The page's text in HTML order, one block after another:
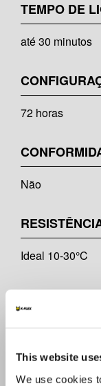
This website
We use cookies
TEMPO DE
até 30 minutos
72 horas
Não
Ideal 10-30°C
CORES
Amarelo a
EMBALAGEM